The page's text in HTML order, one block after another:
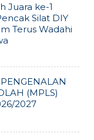
Juara ke-1
Silat DIY
Terus Wadahi
(MPLS)
2027